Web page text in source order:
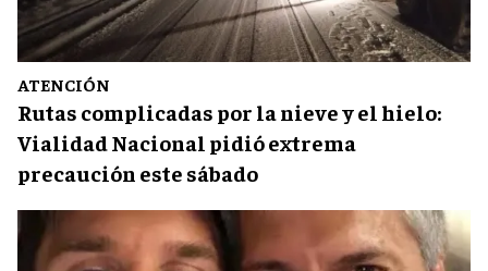
ATENCIÓN
Rutas complicadas por la nieve y el hielo:
Vialidad Nacional pidió extrema
precaución este sábado